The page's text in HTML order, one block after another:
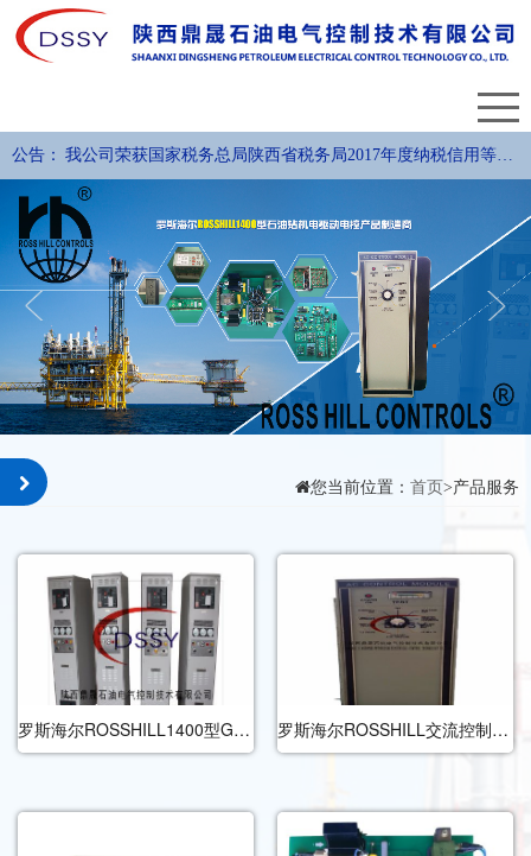
公告： 我公司荣获国家税务总局陕西省税务局2017年度纳税信用等级
评定A级纳税人称号。
您当前位置： 首页>产品服务
罗斯海尔ROSSHILL1400型GEN柴油发电机控制柜 罗斯海尔ROSSHILL交流控制模块